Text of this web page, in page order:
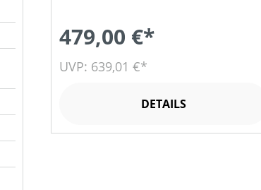
479,00 €*
UVP: 639,01 €*
DETAILS